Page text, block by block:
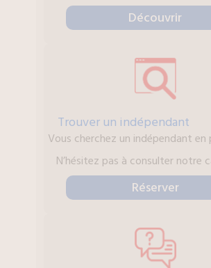
Découvrir
Trouver un indépendant
Vous cherchez un indépendant en
N’hésitez pas à consulter notre
Réserver